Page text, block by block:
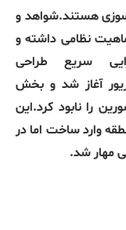
هستند.شواهد و
نظامی داشته و
سریع طراحی
روز چهارشنبه ۱۹ شهریور آغاز شد و بخش
را نابود کرد.این
وارد ساخت اما در
مهار شد.